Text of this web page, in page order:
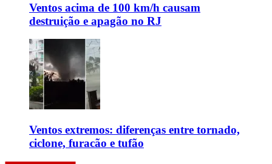
Ventos acima de 100 km/h causam
destruição e apagão no RJ
Ventos extremos: diferenças entre tornado,
ciclone, furacão e tufão